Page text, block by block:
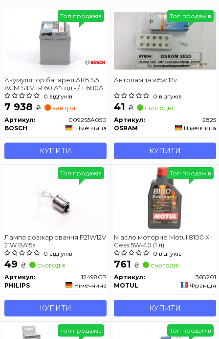
Акумулятор батарея АКБ S5
AGM SILVER 60 А*год - / + 680A
0 відгуків
7 938 ₴ завтра
Артикул:
0092S5A050
BOSCH
Німеччина
КУПИТИ
Топ продажів
Автолампа w5w 12v
0 відгуків
41 ₴ сьогодні
Артикул:
2825
OSRAM
Німеччина
КУПИТИ
Топ продажів
Лампа розжарювання P21W12V
21W BA15s
0 відгуків
49 ₴ сьогодні
Артикул:
12498CP
PHILIPS
Німеччина
КУПИТИ
Топ продажів
Масло моторне Motul 8100 X-
Cess 5W-40 (1 л)
0 відгуків
761 ₴ сьогодні
Артикул:
368201
MOTUL
Франція
КУПИТИ
Топ продажів
Топ продажів Топ продажів